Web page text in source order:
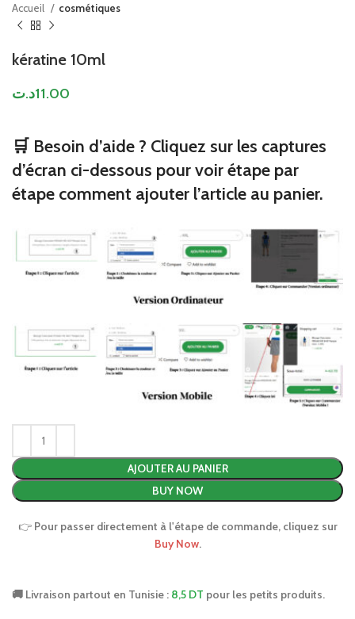
Accueil cosmétiques
kératine 10ml
11.00د.ت
🛒 Besoin d’aide ? Cliquez sur les captures
d’écran ci-dessous pour voir étape par
étape comment ajouter l’article au panier.
AJOUTER AU PANIER
BUY NOW
👉 Pour passer directement à l'étape de commande, cliquez sur
Buy Now.
🚚 Livraison partout en Tunisie : 8,5 DT pour les petits produits.